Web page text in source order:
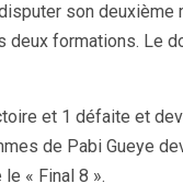
son
deux formations. Le
et 1 défaite et
de Pabi Gueye
« Final 8 ».